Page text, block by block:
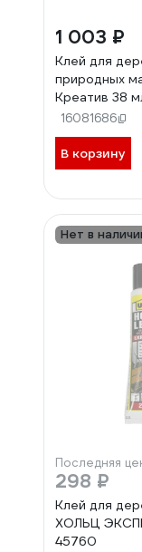
1 003 ₽
Клей для
природных
Креатив 38
16081686
В корзину
Нет в
Последняя
298 ₽
Клей для
ХОЛЬЦ
45760